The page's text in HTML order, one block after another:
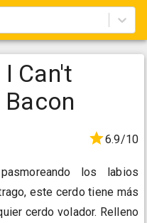
Can't
6.9/10
los labios
este cerdo tiene más
cerdo volador. Relleno